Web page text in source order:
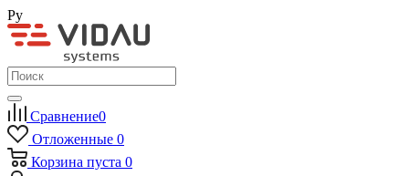
Ру
Сравнение0
Отложенные 0
Корзина пуста 0